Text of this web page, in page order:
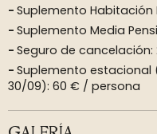
Suplemento
Suplemento Media
Seguro de
Suplemento
30/09): 60 € / persona